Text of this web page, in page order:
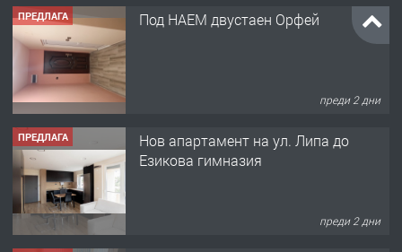
ПРЕДЛАГА Под НАЕМ двустаен Орфей
преди 2 дни
ПРЕДЛАГА
Нов апартамент на ул. Липа до
Езикова гимназия
преди 2 дни